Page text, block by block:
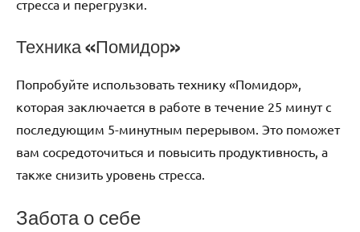
стресса и перегрузки.
Техника «Помидор»
Попробуйте использовать технику «Помидор»,
которая заключается в работе в течение 25 минут с
последующим 5-минутным перерывом. Это поможет
вам сосредоточиться и повысить продуктивность, а
также снизить уровень стресса.
Забота о себе